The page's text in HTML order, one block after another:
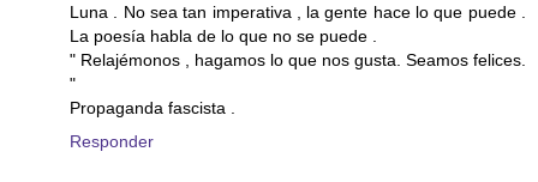
Luna . No sea tan imperativa , la gente hace lo que puede .
La poesía habla de lo que no se puede .
" Relajémonos , hagamos lo que nos gusta. Seamos felices.
"
Propaganda fascista .
Responder